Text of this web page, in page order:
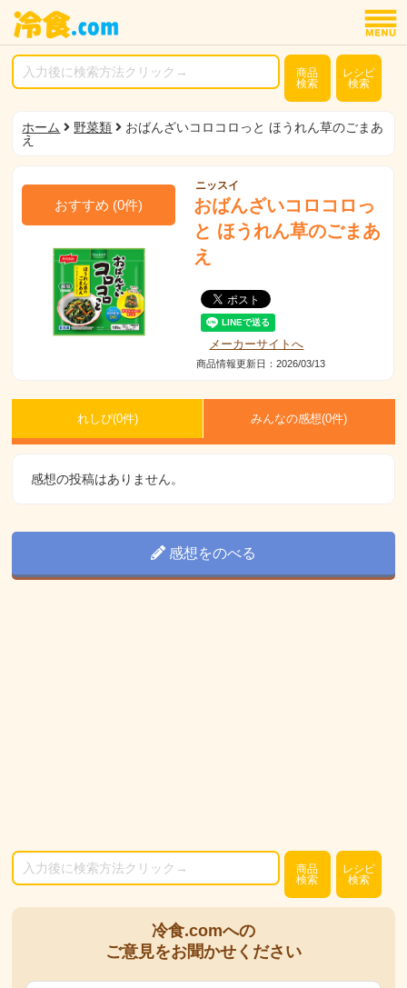
商品
検索
レシピ
検索
ホーム 野菜類
おばんざいコロコロっと ほうれん草のごまあ
え
おすすめ (0件)
ニッスイ
おばんざいコロコロっ
と ほうれん草のごまあ
え
メーカーサイトへ
商品情報更新日：2026/03/13
れしぴ(0件) みんなの感想(0件)
感想の投稿はありません。
感想をのべる
商品
検索
レシピ
検索
冷食.comへの
ご意見をお聞かせください